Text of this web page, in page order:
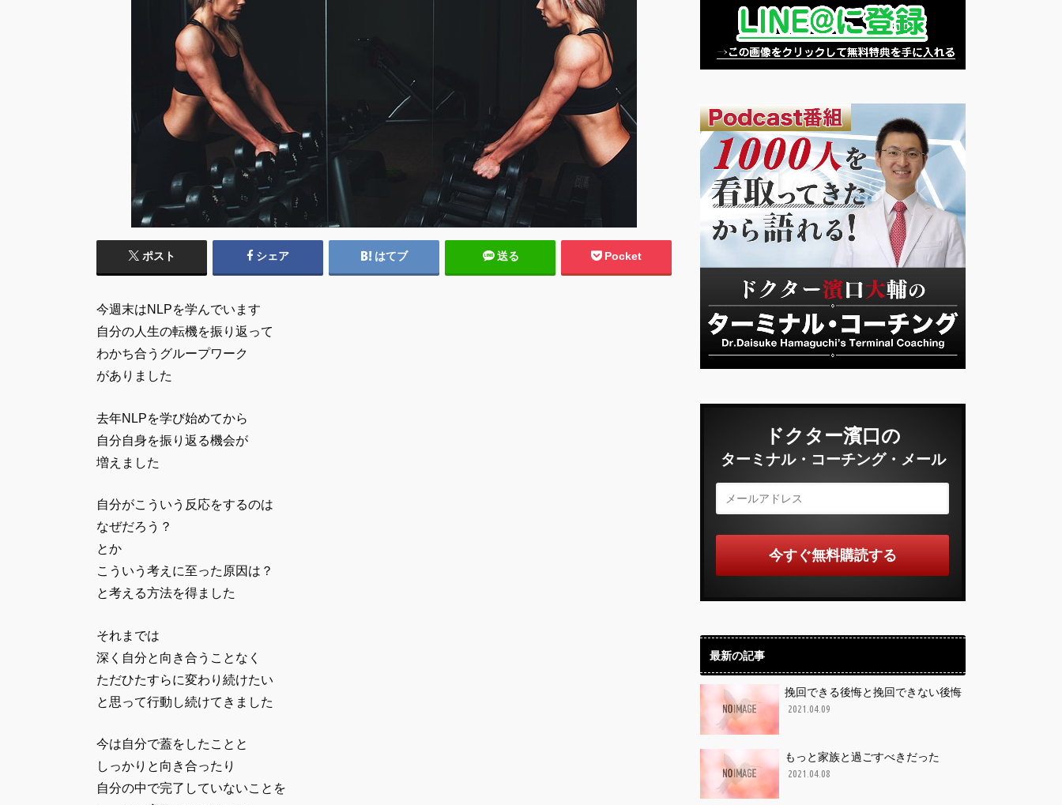
ポスト シェア はてブ 送る Pocket
今週末はNLPを学んでいます
自分の人生の転機を振り返って
わかち合うグループワーク
がありました
去年NLPを学び始めてから
自分自身を振り返る機会が
増えました
自分がこういう反応をするのは
なぜだろう？
とか
こういう考えに至った原因は？
と考える方法を得ました
それまでは
深く自分と向き合うことなく
ただひたすらに変わり続けたい
と思って行動し続けてきました
今は自分で蓋をしたことと
しっかりと向き合ったり
自分の中で完了していないことを
ドクター濱口の
ターミナル・コーチング・メール
最新の記事
挽回できる後悔と挽回できない後悔
2021.04.09
もっと家族と過ごすべきだった
2021.04.08